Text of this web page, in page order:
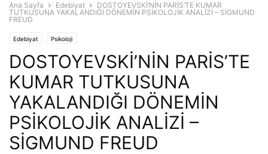
Ana Sayfa Edebiyat
DOSTOYEVSKİ’NİN PARİS’TE KUMAR
TUTKUSUNA YAKALANDIĞI DÖNEMİN PSİKOLOJİK ANALİZİ – SİGMUND
FREUD
Edebiyat Psikoloji
DOSTOYEVSKİ’NİN PARİS’TE
KUMAR TUTKUSUNA
YAKALANDIĞI DÖNEMİN
PSİKOLOJİK ANALİZİ –
SİGMUND FREUD